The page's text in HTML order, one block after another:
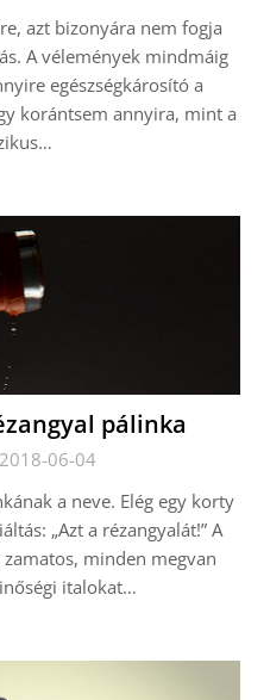
azt bizonyára nem fogja
A vélemények mindmáig
egészségkárosító a
korántsem annyira, mint a
pálinka
06-04
a neve. Elég egy korty
„Azt a rézangyalát!” A
minden megvan
italokat…